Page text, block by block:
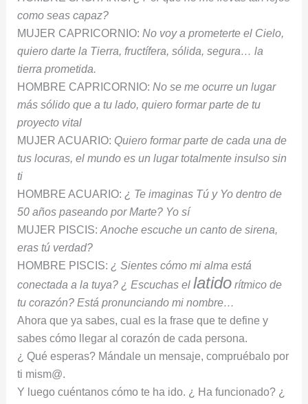
como seas capaz?
MUJER CAPRICORNIO:No voy a prometerte el Cielo,
quiero darte la Tierra, fructífera, sólida, segura… la
tierra prometida.
HOMBRE CAPRICORNIO:No se me ocurre un lugar
más sólido que a tu lado, quiero formar parte de tu
proyecto vital
MUJER ACUARIO: Quiero formar parte de cada una de
tus locuras, el mundo es un lugar totalmente insulso sin
ti
HOMBRE ACUARIO: ¿ Te imaginas Tú y Yo dentro de
50 años paseando por Marte? Yo sí
MUJER PISCIS:Anoche escuche un canto de sirena,
eras tú verdad?
HOMBRE PISCIS: ¿ Sientes cómo mi alma está
conectada a la tuya? ¿ Escuchas ellatido rítmico de
tu corazón? Está pronunciando mi nombre…
Ahora que ya sabes, cual es la frase que te define y
sabes cómo llegar al corazón de cada persona.
¿ Qué esperas? Mándale un mensaje, compruébalo por
ti mism@.
Y luego cuéntanos cómo te ha ido. ¿ Ha funcionado? ¿